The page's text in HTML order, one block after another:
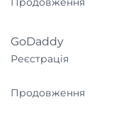
GoDaddy
Реєстрація
Продовження